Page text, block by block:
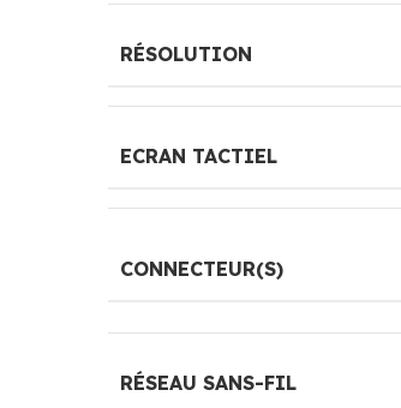
RÉSOLUTION
ECRAN TACTIEL
CONNECTEUR(S)
RÉSEAU SANS-FIL